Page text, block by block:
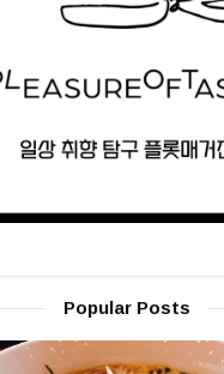
Popular Posts